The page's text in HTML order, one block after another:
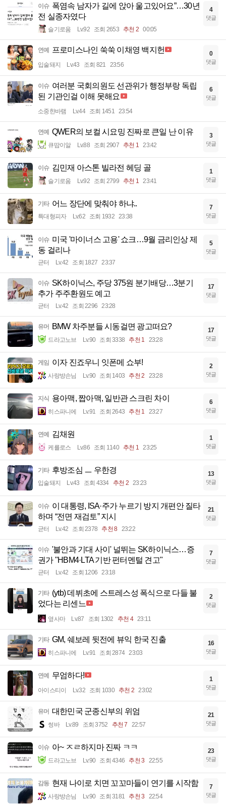
이슈 폭염속 남자가 길에 앉아 울고있어요”…30년
전 실종자였다
슬기로움 Lv.92 조회 2653 추천 2 00:05
4
댓글
연예 프로미스나인 쑥쑥 이채영 백지헌
입술돼지 Lv.43 조회 821 23:56
0
댓글
이슈 여러분 국회의원도 선관위가 행정부랑 독립
된 기관인걸 이해 못해요
소중한바램 Lv.44 조회 1451 23:54
6
댓글
연예 QWER의 보컬 시요밍 진짜로 큰일 난 이유
큐땁이알 Lv.88 조회 2907 추천 1 23:42
3
댓글
이슈 김민재 아스톤 빌라전 헤딩 골
슬기로움 Lv.92 조회 2799 추천 1 23:41
1
댓글
기타 어느 장단에 맞춰야 하냐..
특대형피자 Lv.62 조회 1932 23:38
7
댓글
이슈 미국 '마이너스 고용' 쇼크…9월 금리인상 제
동 걸리나
균터 Lv.42 조회 1827 23:37
5
댓글
이슈 SK하이닉스, 주당 375원 분기배당…3분기
추가 주주환원도 예고
균터 Lv.42 조회 2296 23:28
17
댓글
유머 BMW 차주분들 시동걸면 광고떠요?
드라고노브 Lv.90 조회 3338 추천 1 23:28
17
댓글
게임 이자 진죠우니 잇폰메 쇼부!
사랑방손님 Lv.90 조회 1403 추천 2 23:28
2
댓글
지식 용아맥, 짭아맥, 일반관 스크린 차이
히스파니에 Lv.91 조회 2643 추천 1 23:27
6
댓글
연예 김채원
케를로스 Lv.86 조회 1140 추천 1 23:25
1
댓글
기타 후방조심 ㅡ 우한경
입술돼지 Lv.43 조회 4334 추천 2 23:23
13
댓글
이슈 이 대통령, ISA·주가 누르기 방지 개편안 질타
하며 “전면 재검토” 지시
균터 Lv.42 조회 2378 추천 8 23:22
21
댓글
이슈 '불안과 기대 사이' 널뛰는 SK하이닉스…증
권가 "HBM4·LTA 기반 펀터멘털 견고"
균터 Lv.42 조회 1206 23:18
7
댓글
기타 (ytb) 데뷔초에 스트레스성 폭식으로 다들 불
었다는 리센느
옆사마 Lv.87 조회 1302 추천 4 23:11
2
댓글
기타 GM, 쉐보레 뒷전에 뷰익 한국 진출
히스파니에 Lv.91 조회 2874 23:03
16
댓글
연예 무엄하다!
아이스티이 Lv.32 조회 1030 추천 2 23:02
1
댓글
유머 대한민국 군종신부의 위엄
썽바 Lv.89 조회 3752 추천 7 22:57
21
댓글
이슈 아~ ㅈㄹ하지마 진짜 ㅋㅋ
드라고노브 Lv.90 조회 4346 추천 3 22:55
23
댓글
감동 현재 나이로 치면 꼬꼬마들이 연기를 시작함
사랑방손님 Lv.90 조회 3181 추천 3 22:54
7
댓글